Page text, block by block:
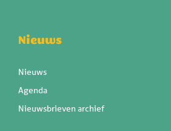
Nieuws
Nieuws
Agenda
Nieuwsbrieven archief